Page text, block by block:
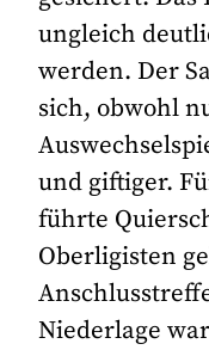
ungleich
werden. Der
sich, obwohl
und giftiger.
führte
Oberligisten
Niederlage